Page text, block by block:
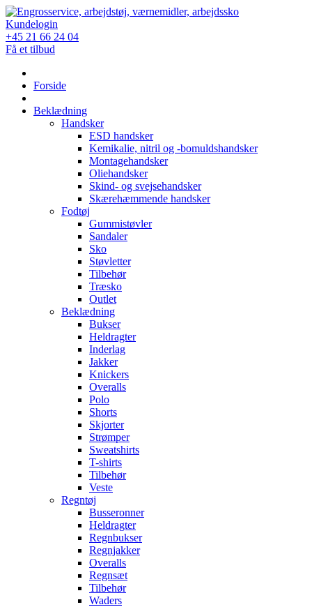
Skip
to
content
Kundelogin
+45 21 66 24 04
Få et tilbud
Forside
Beklædning
Handsker
ESD handsker
Kemikalie, nitril og -bomuldshandsker
Montagehandsker
Oliehandsker
Skind- og svejsehandsker
Skærehæmmende handsker
Fodtøj
Gummistøvler
Sandaler
Sko
Støvletter
Tilbehør
Træsko
Outlet
Beklædning
Bukser
Heldragter
Inderlag
Jakker
Knickers
Overalls
Polo
Shorts
Skjorter
Strømper
Sweatshirts
T-shirts
Tilbehør
Veste
Regntøj
Busseronner
Heldragter
Regnbukser
Regnjakker
Overalls
Regnsæt
Tilbehør
Waders